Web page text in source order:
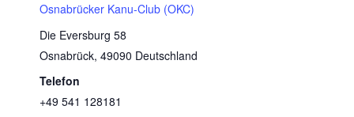
Osnabrücker Kanu-Club (OKC)
Die Eversburg 58
Osnabrück, 49090 Deutschland
Telefon
+49 541 128181